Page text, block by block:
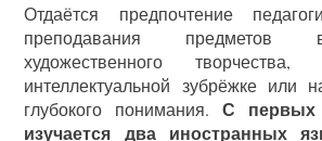
Отдаётся предпочтение
преподавания предметов
художественного
интеллектуальной зубрёжке или
глубокого понимания.С
изучается два иностранных